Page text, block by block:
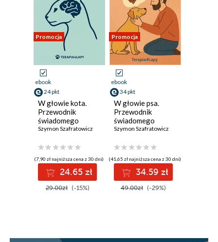
Promocja
ebook
24 pkt
W głowie kota.
Przewodnik
świadomego
opiekuna
Szymon Szafratowicz
(7,90 zł najniższa cena z 30 dni)
24.65 zł
29.00zł (-15%)
Promocja
ebook
34 pkt
W głowie psa.
Przewodnik
świadomego
opiekuna
Szymon Szafratowicz
(41,65 zł najniższa cena z 30 dni)
34.59 zł
49.00zł (-29%)